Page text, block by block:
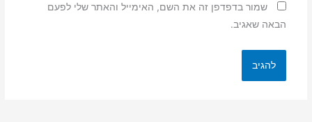
שמור בדפדפן זה את השם, האימייל והאתר שלי לפעם
הבאה שאגיב.